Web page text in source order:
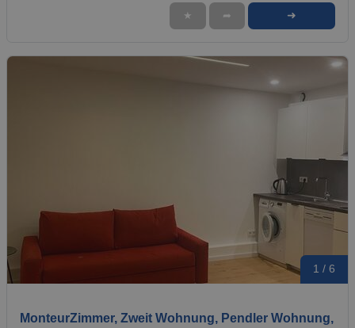
★ ➦ ➜
1 / 6
MonteurZimmer, Zweit Wohnung, Pendler Wohnung,